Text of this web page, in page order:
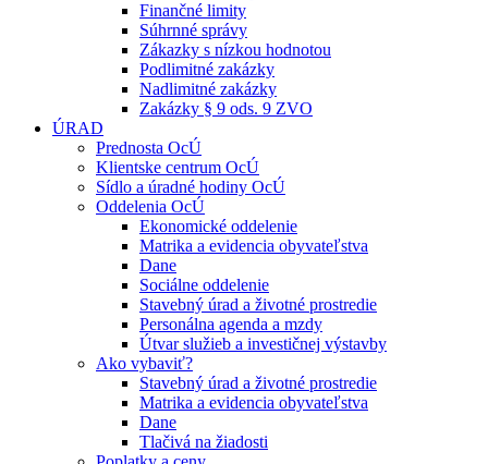
Finančné limity
Súhrnné správy
Zákazky s nízkou hodnotou
Podlimitné zakázky
Nadlimitné zakázky
Zakázky § 9 ods. 9 ZVO
ÚRAD
Prednosta OcÚ
Klientske centrum OcÚ
Sídlo a úradné hodiny OcÚ
Oddelenia OcÚ
Ekonomické oddelenie
Matrika a evidencia obyvateľstva
Dane
Sociálne oddelenie
Stavebný úrad a životné prostredie
Personálna agenda a mzdy
Útvar služieb a investičnej výstavby
Ako vybaviť?
Stavebný úrad a životné prostredie
Matrika a evidencia obyvateľstva
Dane
Tlačivá na žiadosti